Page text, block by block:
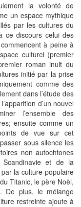
la volonté de
un espace mythique
par les cultures du
ce discours celui des
à peine à
culturel (premier
roman inuit du
initié par la prise
comme des
dans l’étude des
d’un nouvel
l’ensemble des
ensuite comme un
de vue sur cet
sous silence les
non autochtones
et de la
la culture populaire
Titanic, le père Noël,
De plus, le mélange
restreinte ajoute à